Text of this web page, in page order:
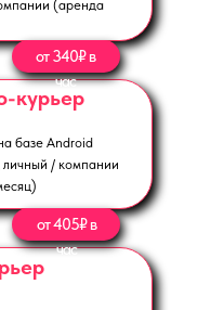
курьер
базе Android
/ компании
(аренда
от 340₽ в
час
от 405₽ в
час